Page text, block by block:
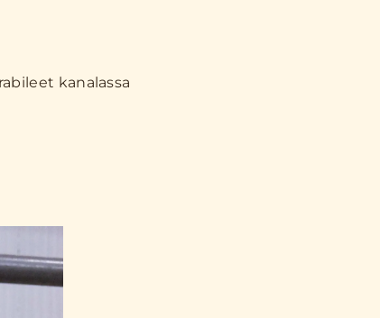
kanalassa